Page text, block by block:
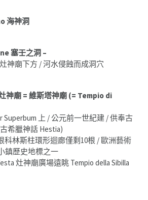
海神洞
塞壬之洞 –
神廟下方 / 河水侵蝕而成洞穴
神廟 = 維斯塔神廟 (= Tempio di
Superbum 上 / 公元前一世紀建 / 供奉古
希臘神話 Hestia)
科林斯柱環形迴廊僅剩10根 / 歐洲藝術
鎮歷史地標之一
灶神廟廣場遠眺 Tempio della Sibilla